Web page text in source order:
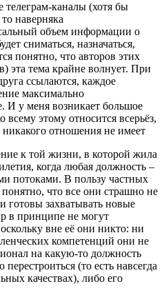
каналы (хотя бы
наверняка
объем информации о
сниматься, назначаться,
понятно, что авторов этих
эта тема крайне волнует. При
ссылаются, каждое
максимально
И у меня возникает большое
всему этому относится всерьёз,
отношения не имеет
к той жизни, в которой жила
когда любая должность –
потоками. В пользу частных
что все они страшно не
готовы захватывать новые
в принципе не могут
вне её они никто: ни
компетенций они не
на какую-то должность
(то есть навсегда
качествах), либо его